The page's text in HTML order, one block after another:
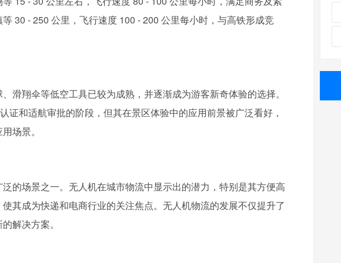
30 - 250 公里，飞行速度 100 - 200 公里每小时，与高铁形成竞
滑翔伞等低空工具已较为成熟，并逐渐成为游客新奇体验的选择。
证和适航审批的阶段，但其在景区体验中的应用前景被广泛看好，
场景。
的场景之一。无人机在城市物流中显示出的潜力，特别是其方便高
其成为快递和电商行业的关注焦点。无人机物流的发展不仅提升了
解决方案。